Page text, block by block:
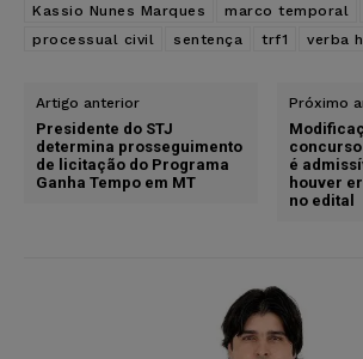
Kassio Nunes Marques
marco temporal
processual civil
sentença trf1 verba
Artigo anterior
Presidente do STJ
determina prosseguimento
de licitação do Programa
Ganha Tempo em MT
Próximo
é
houver
no edital